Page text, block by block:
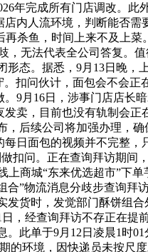
年完成所有门店调改。
内人流环境，判断能否
再杀鱼，时间上来不及上
无法代表全公司答复。
形态。据悉，9月13日晚
。扣问伙计，面包会不会
9月16日，涉事门店店长
卖，目前也没有轨制会
，后续公司将加强办理，
日面包的视频并不完整
扣问。正在查询拜访期间
上商城“东来优选超市”下
合”物流消息分歧步查询
发货时，发觉部门酥饼组
，经查询拜访不存正在
。此单于9月12日凌晨1时
的环境，因快递员未按尺